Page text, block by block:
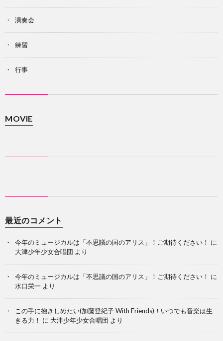
演奏会
練習
行事
MOVIE
最近のコメント
今年のミュージカルは「不思議の国のアリス」！ご期待ください！ に
大津少年少女合唱団 より
今年のミュージカルは「不思議の国のアリス」！ご期待ください！ に
水口栄一 より
この手に抱きしめたい(加藤登紀子 With Friends)！いつでも音楽は生
きる力！ に 大津少年少女合唱団 より